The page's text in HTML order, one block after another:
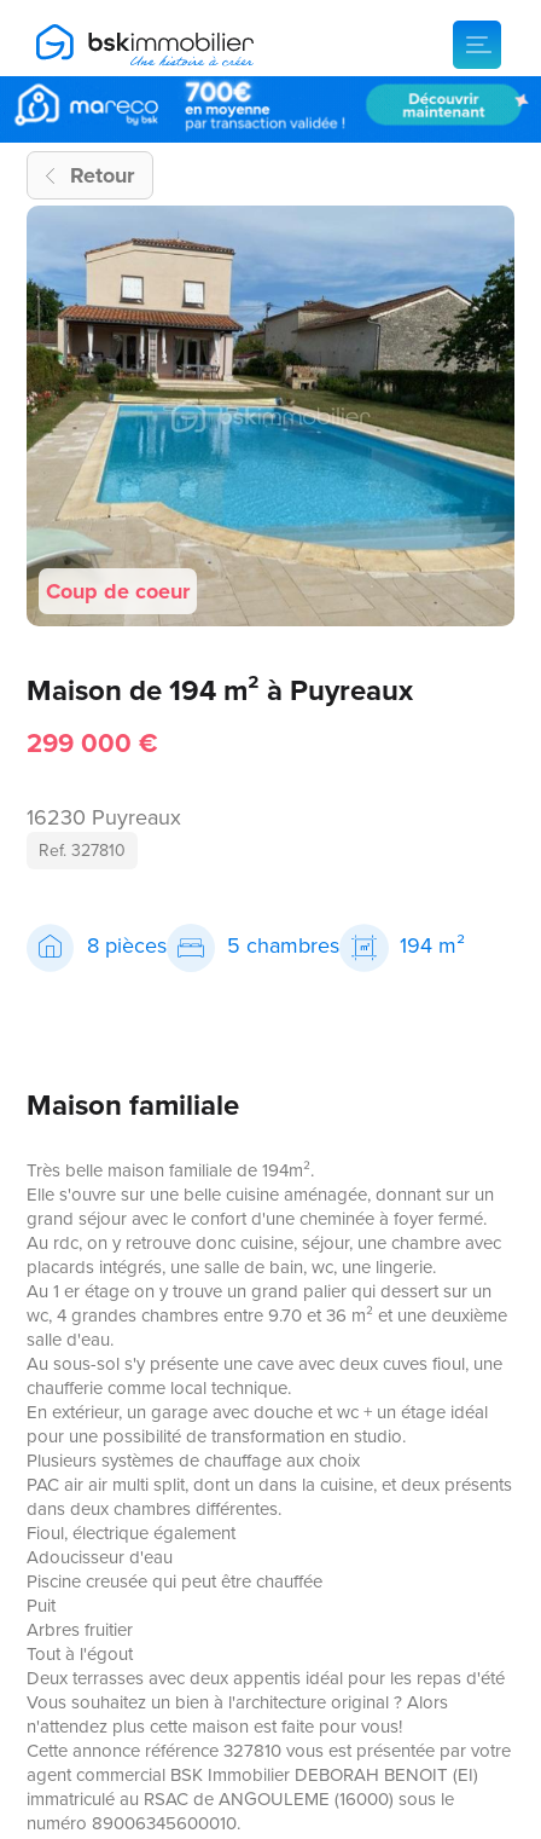
Retour
Coup de coeur
Maison de 194 m² à Puyreaux
299 000 €
16230 Puyreaux
Ref. 327810
8 pièces 5 chambres 194 m²
Maison familiale
Très belle maison familiale de 194m².
Elle s'ouvre sur une belle cuisine aménagée, donnant sur un
grand séjour avec le confort d'une cheminée à foyer fermé.
Au rdc, on y retrouve donc cuisine, séjour, une chambre avec
placards intégrés, une salle de bain, wc, une lingerie.
Au 1 er étage on y trouve un grand palier qui dessert sur un
wc, 4 grandes chambres entre 9.70 et 36 m² et une deuxième
salle d'eau.
Au sous-sol s'y présente une cave avec deux cuves fioul, une
chaufferie comme local technique.
En extérieur, un garage avec douche et wc + un étage idéal
pour une possibilité de transformation en studio.
Plusieurs systèmes de chauffage aux choix
PAC air air multi split, dont un dans la cuisine, et deux présents
dans deux chambres différentes.
Fioul, électrique également
Adoucisseur d'eau
Piscine creusée qui peut être chauffée
Puit
Arbres fruitier
Tout à l'égout
Deux terrasses avec deux appentis idéal pour les repas d'été
Vous souhaitez un bien à l'architecture original ? Alors
n'attendez plus cette maison est faite pour vous!
Cette annonce référence 327810 vous est présentée par votre
agent commercial BSK Immobilier DEBORAH BENOIT (EI)
immatriculé au RSAC de ANGOULEME (16000) sous le
numéro 89006345600010.